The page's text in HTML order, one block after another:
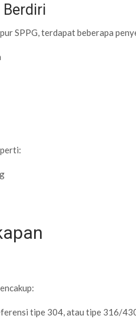
Berdiri
SPPG, terdapat beberapa
tipe 304, atau tipe 316/